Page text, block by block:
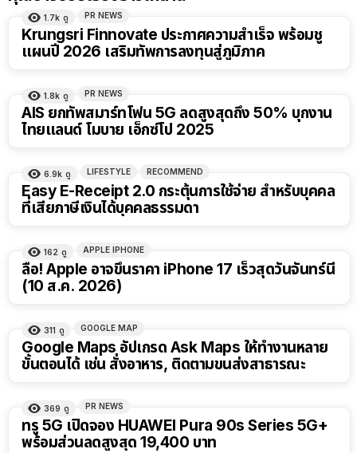
1.7k ดู PR NEWS
Krungsri Finnovate ประกาศความสำเร็จ พร้อมชู
แผนปี 2026 เสริมทัพการลงทุนสู่ภูมิภาค
1.8k ดู PR NEWS
AIS ยกทัพสมาร์ทโฟน 5G ลดสูงสุดถึง 50% บุกงาน
ไทยแลนด์ โมบาย เอ็กซ์โป 2025
6.9k ดู LIFESTYLE RECOMMEND
Easy E-Receipt 2.0 กระตุ้นการใช้จ่าย สำหรับบุคคล
ที่เสียภาษีเงินได้บุคคลธรรมดา
162 ดู APPLE IPHONE
ลือ! Apple อาจขึ้นราคา iPhone 17 เร็วสุดวันจันทร์นี้
(10 ส.ค. 2026)
311 ดู GOOGLE MAP
Google Maps อัปเกรด Ask Maps ให้ทำงานหลาย
ขั้นตอนได้ เช่น สั่งอาหาร, ติดตามขนส่งสาธารณะ
369 ดู PR NEWS
ทรู 5G เปิดจอง HUAWEI Pura 90s Series 5G+
พร้อมส่วนลดสูงสุด 19,400 บาท